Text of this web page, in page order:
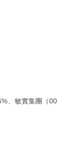
、敏實集團（